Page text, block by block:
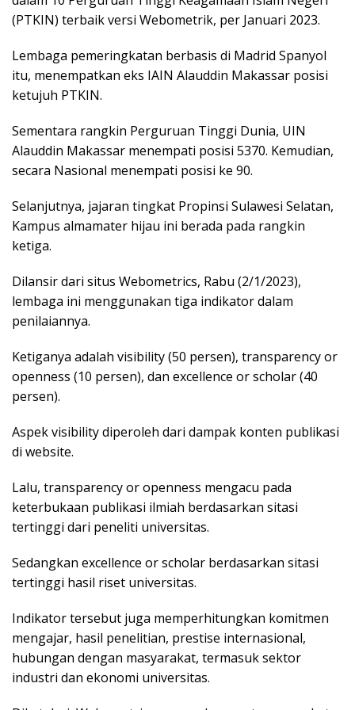
(PTKIN) terbaik versi Webometrik, per Januari 2023.
Lembaga pemeringkatan berbasis di Madrid Spanyol
itu, menempatkan eks IAIN Alauddin Makassar posisi
ketujuh PTKIN.
Sementara rangkin Perguruan Tinggi Dunia, UIN
Alauddin Makassar menempati posisi 5370. Kemudian,
secara Nasional menempati posisi ke 90.
Selanjutnya, jajaran tingkat Propinsi Sulawesi Selatan,
Kampus almamater hijau ini berada pada rangkin
ketiga.
Dilansir dari situs Webometrics, Rabu (2/1/2023),
lembaga ini menggunakan tiga indikator dalam
penilaiannya.
Ketiganya adalah visibility (50 persen), transparency or
openness (10 persen), dan excellence or scholar (40
persen).
Aspek visibility diperoleh dari dampak konten publikasi
di website.
Lalu, transparency or openness mengacu pada
keterbukaan publikasi ilmiah berdasarkan sitasi
tertinggi dari peneliti universitas.
Sedangkan excellence or scholar berdasarkan sitasi
tertinggi hasil riset universitas.
Indikator tersebut juga memperhitungkan komitmen
mengajar, hasil penelitian, prestise internasional,
hubungan dengan masyarakat, termasuk sektor
industri dan ekonomi universitas.